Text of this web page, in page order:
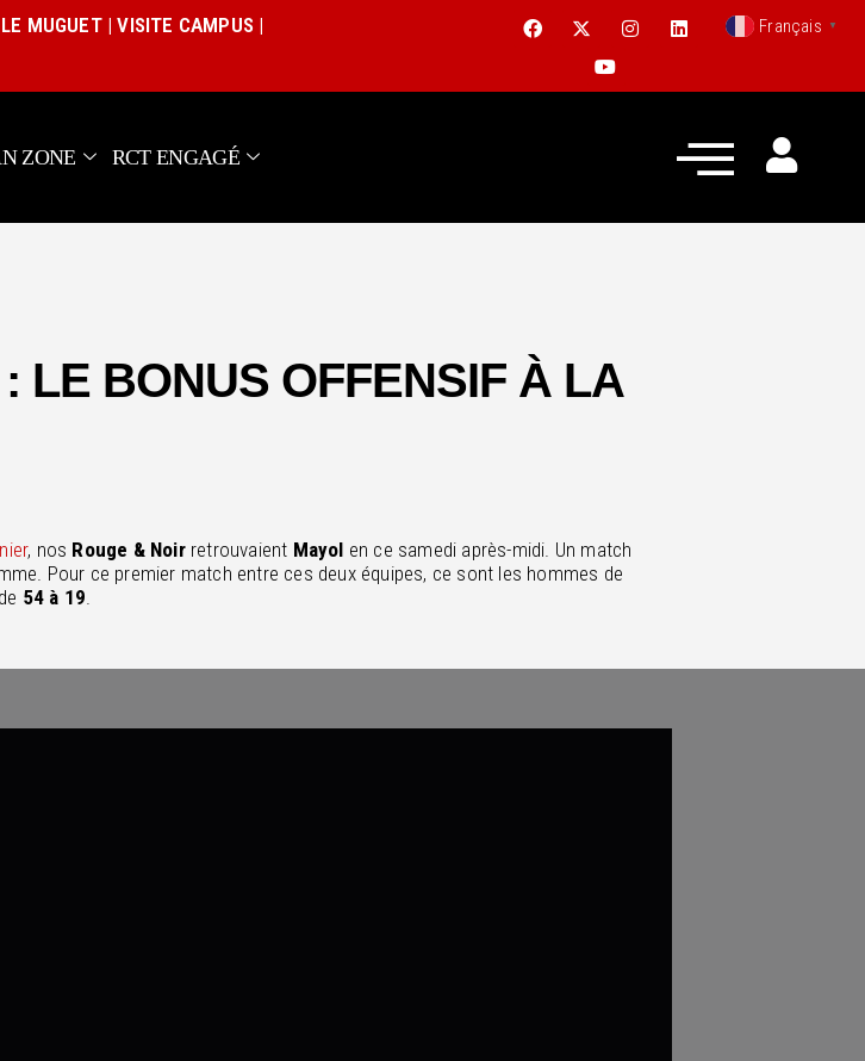
MUGUET| VISITE CAMPUS |
Français ▼
ZONE RCT ENGAGÉ
LE BONUS OFFENSIF À LA
, nos Rouge & Noirretrouvaient Mayol en ce samedi après-midi. Un match
Pour ce premier match entre ces deux équipes, ce sont les hommes de
54 à 19.